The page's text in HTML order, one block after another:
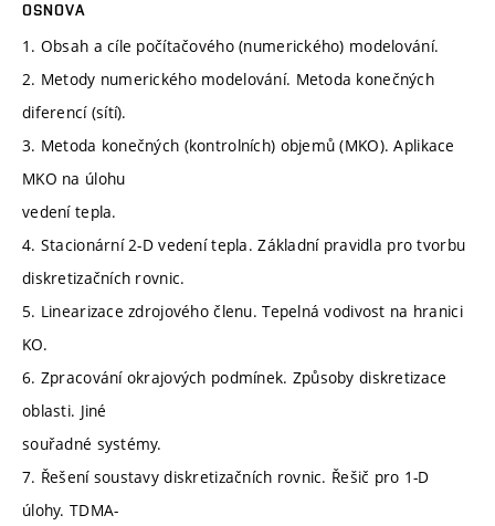
OSNOVA
1. Obsah a cíle počítačového (numerického) modelování.
2. Metody numerického modelování. Metoda konečných
diferencí (sítí).
3. Metoda konečných (kontrolních) objemů (MKO). Aplikace
MKO na úlohu
vedení tepla.
4. Stacionární 2-D vedení tepla. Základní pravidla pro tvorbu
diskretizačních rovnic.
5. Linearizace zdrojového členu. Tepelná vodivost na hranici
KO.
6. Zpracování okrajových podmínek. Způsoby diskretizace
oblasti. Jiné
souřadné systémy.
7. Řešení soustavy diskretizačních rovnic. Řešič pro 1-D
úlohy. TDMA-